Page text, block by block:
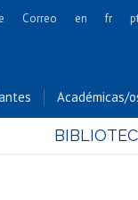
Cs. Forestales y
Cs. Sociales
Correo en fr
Académicas/